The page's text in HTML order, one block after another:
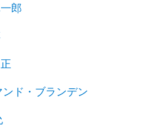
郎
ド・ブランデン